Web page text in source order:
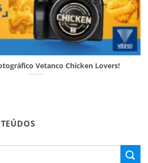
Vetanco Chicken Lovers!